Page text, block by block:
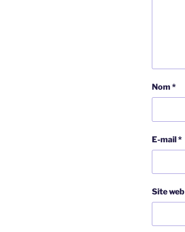
Nom *
E-mail*
Site web